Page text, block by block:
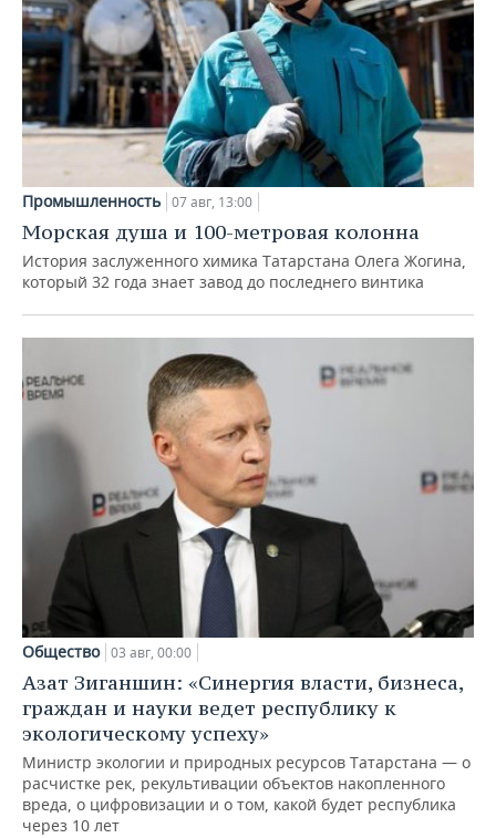
Промышленность 07 авг, 13:00
Морская душа и 100-метровая колонна
История заслуженного химика Татарстана Олега Жогина,
который 32 года знает завод до последнего винтика
Общество 03 авг, 00:00
Азат Зиганшин: «Синергия власти, бизнеса,
граждан и науки ведет республику к
экологическому успеху»
Министр экологии и природных ресурсов Татарстана — о
расчистке рек, рекультивации объектов накопленного
вреда, о цифровизации и о том, какой будет республика
через 10 лет